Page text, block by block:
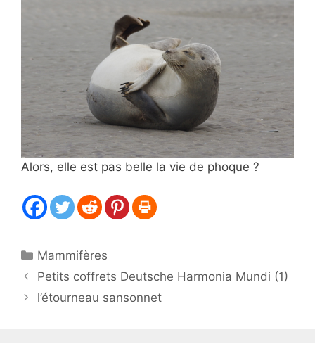
Alors, elle est pas belle la vie de phoque ?
Catégories
Mammifères
Petits coffrets Deutsche Harmonia Mundi (1)
l’étourneau sansonnet